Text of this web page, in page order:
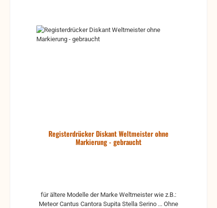
Registerdrücker Diskant Weltmeister ohne
Markierung - gebraucht
für ältere Modelle der Marke Weltmeister wie z.B.:
Meteor Cantus Cantora Supita Stella Serino ... Ohne